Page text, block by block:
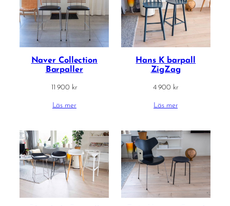
Naver Collection
Barpaller
11 900 kr
Läs mer
Hans K barpall
ZigZag
4 900 kr
Läs mer